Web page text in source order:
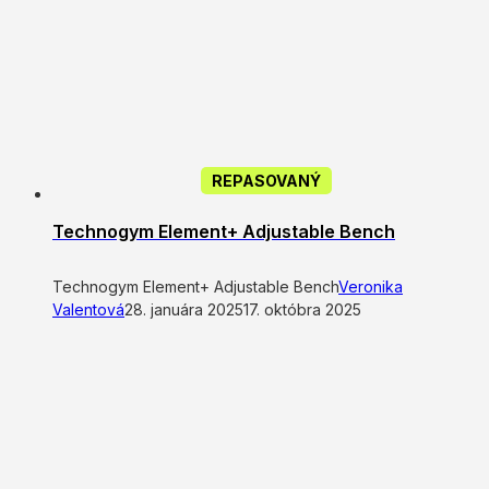
REPASOVANÝ
Technogym Element+ Adjustable Bench
Technogym Element+ Adjustable BenchVeronika
Valentová28. januára 202517. októbra 2025